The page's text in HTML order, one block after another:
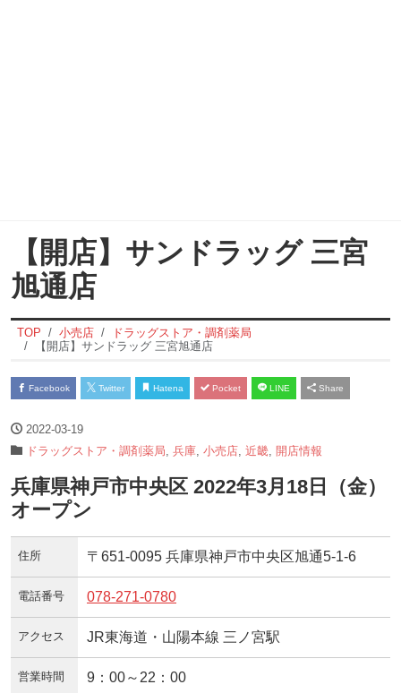
【開店】サンドラッグ 三宮
旭通店
TOP 小売店
ドラッグストア・調剤薬局
【開店】サンドラッグ 三宮旭通店
Facebook Twitter Hatena Pocket LINE Share
2022-03-19
ドラッグストア・調剤薬局 兵庫 小売店 近畿 開店情報
兵庫県神戸市中央区 2022年3月18日（金）
オープン
住所 〒651-0095 兵庫県神戸市中央区旭通5-1-6
電話番号 078-271-0780
アクセス JR東海道・山陽本線 三ノ宮駅
営業時間 9：00～22：00